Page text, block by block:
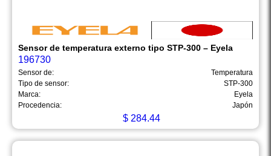
Sensor de temperatura externo tipo STP-300 – Eyela
196730
Sensor de:
Temperatura
Tipo de sensor:
STP-300
Marca:
Eyela
Procedencia:
Japón
$ 284.44